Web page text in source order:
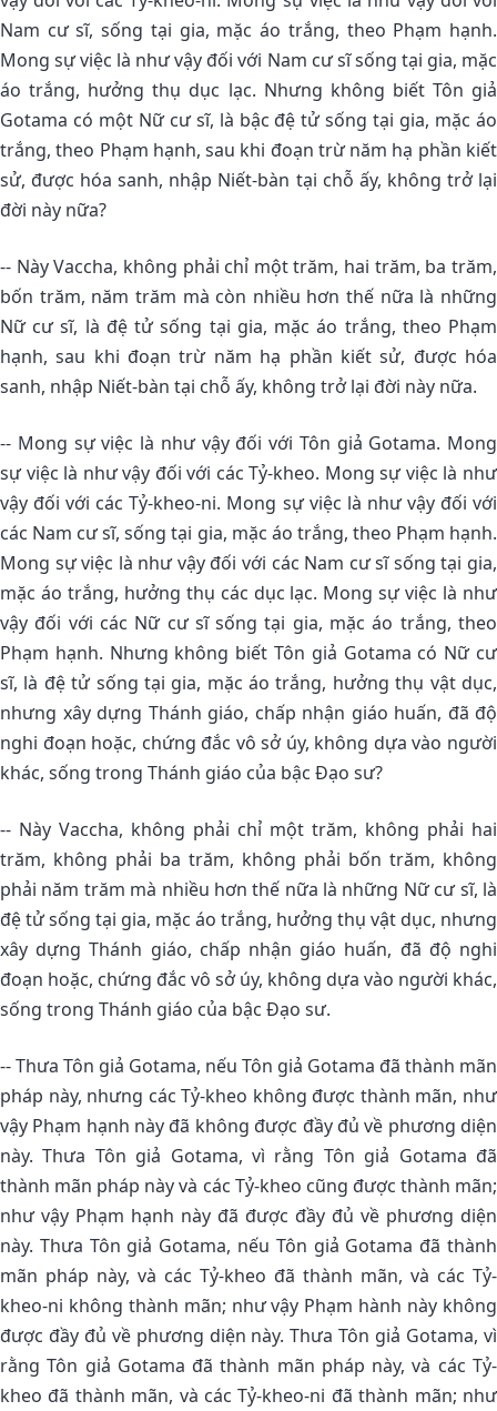
Nam cư sĩ, sống tại gia, mặc áo trắng, theo Phạm hạnh.
Mong sự việc là như vậy đối với Nam cư sĩ sống tại gia, mặc
áo trắng, hưởng thụ dục lạc. Nhưng không biết Tôn giả
Gotama có một Nữ cư sĩ, là bậc đệ tử sống tại gia, mặc áo
trắng, theo Phạm hạnh, sau khi đoạn trừ năm hạ phần kiết
sử, được hóa sanh, nhập Niết-bàn tại chỗ ấy, không trở lại
đời này nữa?
-- Này Vaccha, không phải chỉ một trăm, hai trăm, ba trăm,
bốn trăm, năm trăm mà còn nhiều hơn thế nữa là những
Nữ cư sĩ, là đệ tử sống tại gia, mặc áo trắng, theo Phạm
hạnh, sau khi đoạn trừ năm hạ phần kiết sử, được hóa
sanh, nhập Niết-bàn tại chỗ ấy, không trở lại đời này nữa.
-- Mong sự việc là như vậy đối với Tôn giả Gotama. Mong
sự việc là như vậy đối với các Tỷ-kheo. Mong sự việc là như
vậy đối với các Tỷ-kheo-ni. Mong sự việc là như vậy đối với
các Nam cư sĩ, sống tại gia, mặc áo trắng, theo Phạm hạnh.
Mong sự việc là như vậy đối với các Nam cư sĩ sống tại gia,
mặc áo trắng, hưởng thụ các dục lạc. Mong sự việc là như
vậy đối với các Nữ cư sĩ sống tại gia, mặc áo trắng, theo
Phạm hạnh. Nhưng không biết Tôn giả Gotama có Nữ cư
sĩ, là đệ tử sống tại gia, mặc áo trắng, hưởng thụ vật dục,
nhưng xây dựng Thánh giáo, chấp nhận giáo huấn, đã độ
nghi đoạn hoặc, chứng đắc vô sở úy, không dựa vào người
khác, sống trong Thánh giáo của bậc Ðạo sư?
-- Này Vaccha, không phải chỉ một trăm, không phải hai
trăm, không phải ba trăm, không phải bốn trăm, không
phải năm trăm mà nhiều hơn thế nữa là những Nữ cư sĩ, là
đệ tử sống tại gia, mặc áo trắng, hưởng thụ vật dục, nhưng
xây dựng Thánh giáo, chấp nhận giáo huấn, đã độ nghi
đoạn hoặc, chứng đắc vô sở úy, không dựa vào người khác,
sống trong Thánh giáo của bậc Ðạo sư.
-- Thưa Tôn giả Gotama, nếu Tôn giả Gotama đã thành mãn
pháp này, nhưng các Tỷ-kheo không được thành mãn, như
vậy Phạm hạnh này đã không được đầy đủ về phương diện
này. Thưa Tôn giả Gotama, vì rằng Tôn giả Gotama đã
thành mãn pháp này và các Tỷ-kheo cũng được thành mãn;
như vậy Phạm hạnh này đã được đầy đủ về phương diện
này. Thưa Tôn giả Gotama, nếu Tôn giả Gotama đã thành
mãn pháp này, và các Tỷ-kheo đã thành mãn, và các Tỷ-
kheo-ni không thành mãn; như vậy Phạm hành này không
được đầy đủ về phương diện này. Thưa Tôn giả Gotama, vì
rằng Tôn giả Gotama đã thành mãn pháp này, và các Tỷ-
kheo đã thành mãn, và các Tỷ-kheo-ni đã thành mãn; như